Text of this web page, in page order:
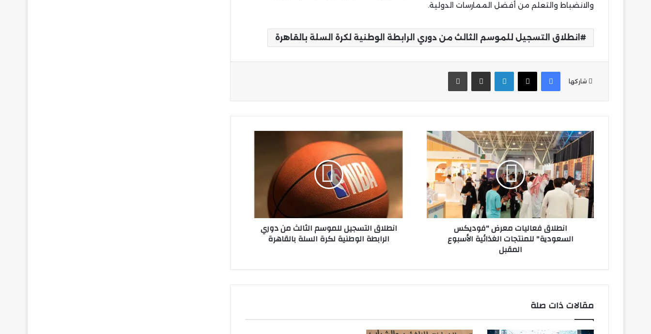
والانضباط والتعلم من أفضل الممارسات الدولية.
انطلاق التسجيل للموسم الثالث من دوري الرابطة الوطنية لكرة السلة بالقاهرة
شاركها
فيسبوك
‫X لينكدإن مشاركة عبر البريد طباعة
انطلاق
فعاليات
معرض
"فوديكس
السعودية"
للمنتجات
الغذائية
الأسبوع
المقبل
انطلاق فعاليات معرض "فوديكس
السعودية" للمنتجات الغذائية الأسبوع
المقبل
انطلاق
الرابطة
الوطنية
لكرة
السلةانطلاق التسجيل للموسم الثالث من دوري
الرابطة الوطنية لكرة السلة بالقاهرة
مقالات ذات صلة